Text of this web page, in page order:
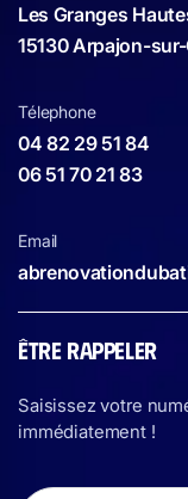
Les Granges
15130 Arpajon-
Télephone
04 82 29 51 84
06 51 70 21 83
Email
ÊTRE RAPPELER
Saisissez votre
immédiatement !